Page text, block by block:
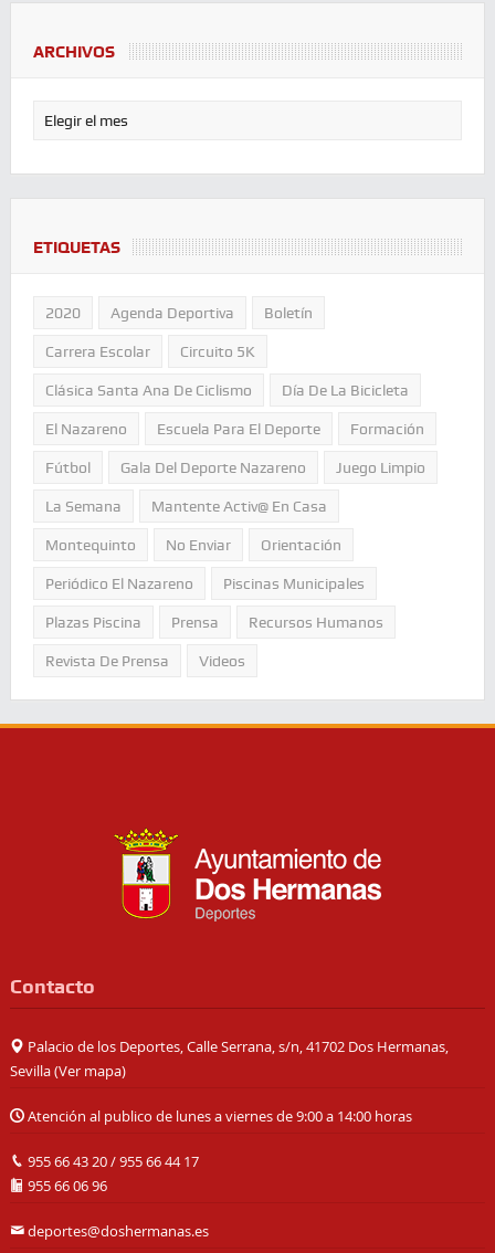
ARCHIVOS
ETIQUETAS
2020 Agenda Deportiva Boletín
Carrera Escolar Circuito 5K
Clásica Santa Ana De Ciclismo Día De La Bicicleta
El Nazareno Escuela Para El Deporte Formación
Fútbol Gala Del Deporte Nazareno Juego Limpio
La Semana Mantente Activ@ En Casa
Montequinto No Enviar Orientación
Periódico El Nazareno Piscinas Municipales
Plazas Piscina Prensa Recursos Humanos
Revista De Prensa Videos
Contacto
Palacio de los Deportes, Calle Serrana, s/n, 41702 Dos Hermanas,
Sevilla (Ver mapa)
Atención al publico de lunes a viernes de 9:00 a 14:00 horas
955 66 43 20/955 66 44 17
955 66 06 96
deportes@doshermanas.es